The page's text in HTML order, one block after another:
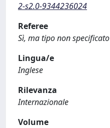
2-s2.0-9344236024
Referee
Sì, ma tipo non specificato
Lingua/e
Inglese
Rilevanza
Internazionale
Volume